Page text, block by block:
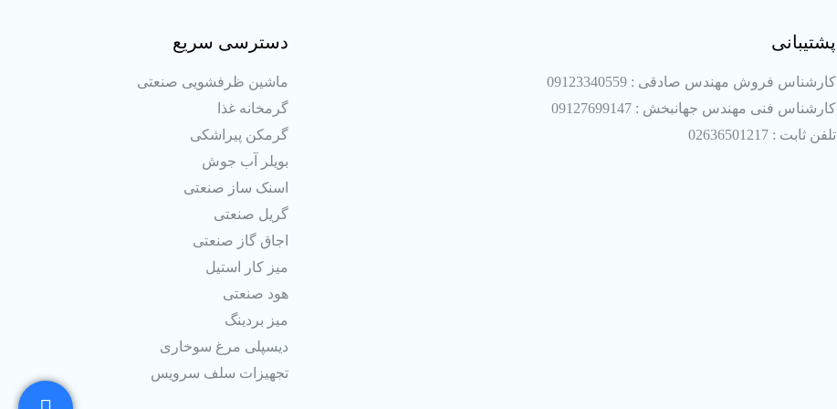
پشتیبانی
کارشناس فروش مهندس صادقی : 09123340559
کارشناس فنی مهندس جهانبخش : 09127699147
تلفن ثابت : 02636501217
دسترسی سریع
ماشین ظرفشویی صنعتی
گرمخانه غذا
گرمکن پیراشکی
بویلر آب جوش
اسنک ساز صنعتی
گریل صنعتی
اجاق گاز صنعتی
میز کار استیل
هود صنعتی
میز بردینگ
دیسپلی مرغ سوخاری
تجهیزات سلف سرویس